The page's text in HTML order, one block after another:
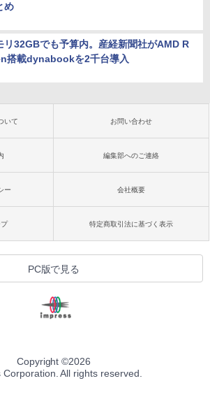
め
リ32GBでも予算内。産経新聞社がAMD R
搭載dynabookを2千台導入
いて お問い合わせ
編集部へのご連絡
ー 会社概要
特定商取引法に基づく表示
PC版で見る
Copyright ©2026
Corporation. All rights reserved.